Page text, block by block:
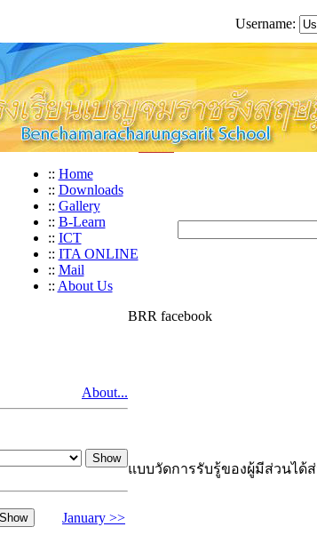
Username:
:: Home
:: Downloads
:: Gallery
:: B-Learn
:: ICT
:: ITA ONLINE
:: Mail
:: About Us
About...
January >>
BRR facebook
แบบวัดการรับรู้ของผู้มีส่วนได้